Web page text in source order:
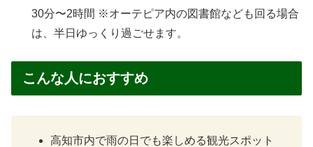
30分〜2時間 ※オーテピア内の図書館なども回る場合
は、半日ゆっくり過ごせます。
こんな人におすすめ
高知市内で雨の日でも楽しめる観光スポット